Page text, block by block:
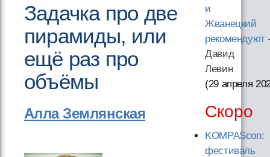
Задачка про две
пирамиды, или
ещё раз про
объёмы
Алла Землянская
и
Жванецкий
рекомендуют
Давид
Левин
(29 апреля
Скоро
KOMPAScon:
фестиваль